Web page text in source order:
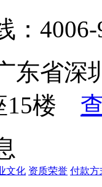
：
东省深
15楼
文化 资质荣誉 付款方